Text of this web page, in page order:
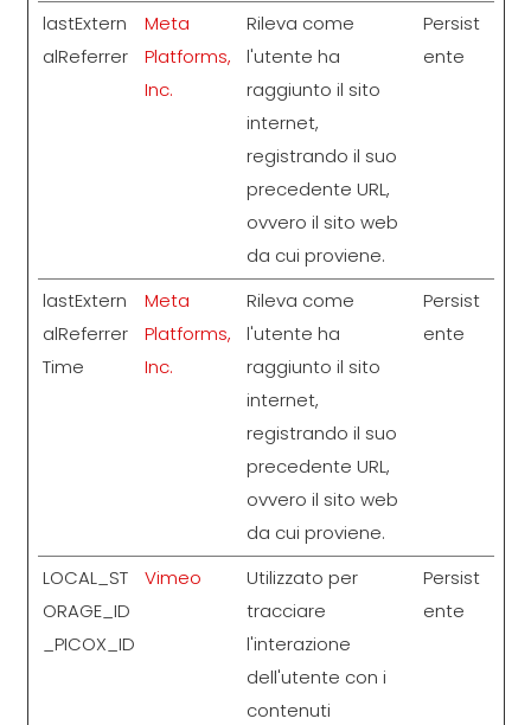
lastExtern
alReferrer
Meta
Platforms,
Inc.
Rileva come
l'utente ha
raggiunto il sito
internet,
registrando il suo
precedente URL,
ovvero il sito web
da cui proviene.
Persist
ente
lastExtern
alReferrer
Time
Meta
Platforms,
Inc.
Rileva come
l'utente ha
raggiunto il sito
internet,
registrando il suo
precedente URL,
ovvero il sito web
da cui proviene.
Persist
ente
LOCAL_ST
ORAGE_ID
_PICOX_ID
Vimeo
Utilizzato per
tracciare
l'interazione
dell'utente con i
contenuti
Persist
ente